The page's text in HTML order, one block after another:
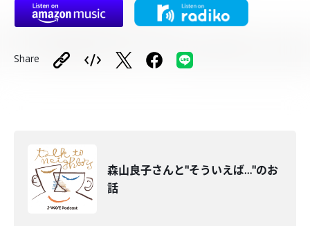
Share
森山良子さんと"そういえば…"のお
話